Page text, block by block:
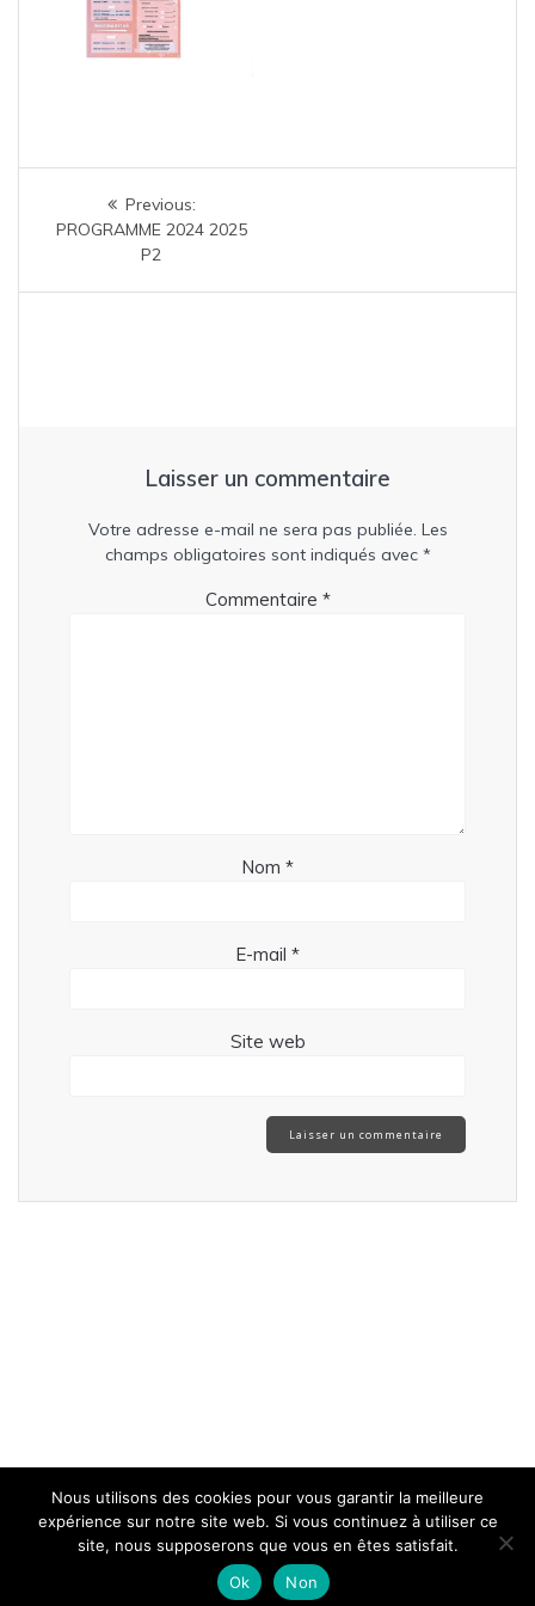
Navigation
de
l’article
Previous:Previous
post:
PROGRAMME 2024 2025
P2
Laisser un commentaire
Votre adresse e-mail ne sera pas publiée. Les
champs obligatoires sont indiqués avec *
Commentaire *
Nom *
E-mail *
Site web
Mentions légales - Protection des données
Nous utilisons des cookies pour vous garantir la meilleure
expérience sur notre site web. Si vous continuez à utiliser ce
site, nous supposerons que vous en êtes satisfait.
Ok
Non